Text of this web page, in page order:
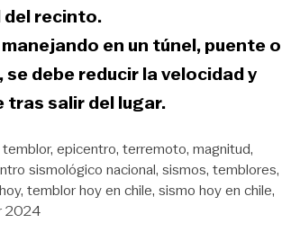
recinto.
en un túnel, puente o
se debe reducir la velocidad y
tras salir del lugar.
temblor epicentro terremoto magnitud
sismológico nacional sismos temblores
temblor hoy en chile sismo hoy en chile
2024